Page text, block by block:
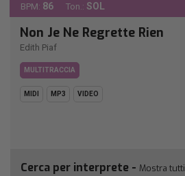
BPM: 86 Ton.: SOL
Non Je Ne Regrette Rien
Edith Piaf
MULTITRACCIA
MIDI MP3 VIDEO
Cerca per interprete - Mostra tutti